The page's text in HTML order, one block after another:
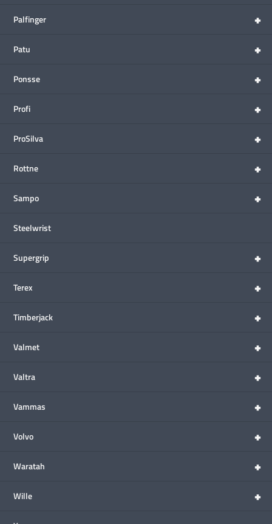
+
Palfinger
+
Patu
+
Ponsse
+
Profi
+
ProSilva
+
Rottne
+
Sampo
Steelwrist
+
Supergrip
+
Terex
+
Timberjack
+
Valmet
+
Valtra
+
Vammas
+
Volvo
+
Waratah
+
Wille